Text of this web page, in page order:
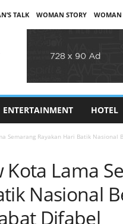
TALK WOMAN STORY WOMAN
ENTERTAINMENT HOTEL
Semarang Rayakan Hari Batik Nasional
Kota Lama
Nasional
Difabel